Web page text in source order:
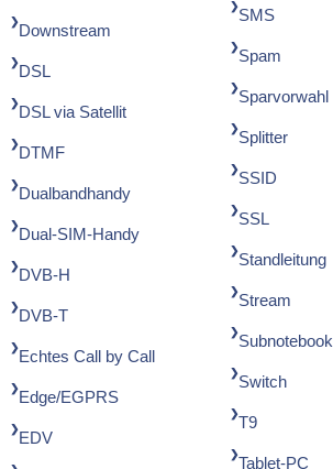
Downstream
DSL
DSL via Satellit
DTMF
Dualbandhandy
Dual-SIM-Handy
DVB-H
DVB-T
Echtes Call by Call
Edge/EGPRS
EDV
SMS
Spam
Sparvorwahl
Splitter
SSID
SSL
Standleitung
Stream
Subnotebook
Switch
T9
Tablet-PC